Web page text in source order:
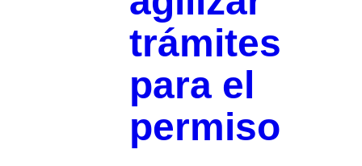
trámites
para el
permiso